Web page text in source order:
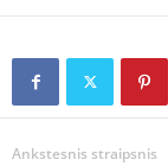
Ankstesnis straipsnis